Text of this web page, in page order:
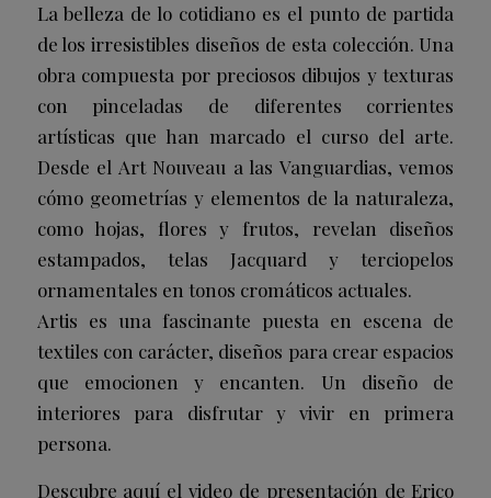
La belleza de lo cotidiano es el punto de partida
de los irresistibles diseños de esta colección. Una
obra compuesta por preciosos dibujos y texturas
con pinceladas de diferentes corrientes
artísticas que han marcado el curso del arte.
Desde el Art Nouveau a las Vanguardias, vemos
cómo geometrías y elementos de la naturaleza,
como hojas, flores y frutos, revelan diseños
estampados, telas Jacquard y terciopelos
ornamentales en tonos cromáticos actuales.
Artis es una fascinante puesta en escena de
textiles con carácter, diseños para crear espacios
que emocionen y encanten. Un diseño de
interiores para disfrutar y vivir en primera
persona.
Descubre aquí el video de presentación de Erico